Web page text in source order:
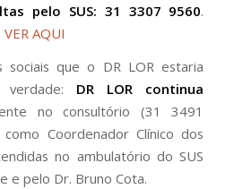
pelo SUS: 31 3307 9560.
VER AQUI
que o DR LOR estaria
verdade: DR LOR continua
no consultório (31 3491
Coordenador Clínico dos
no ambulatório do SUS
e pelo Dr. Bruno Cota.